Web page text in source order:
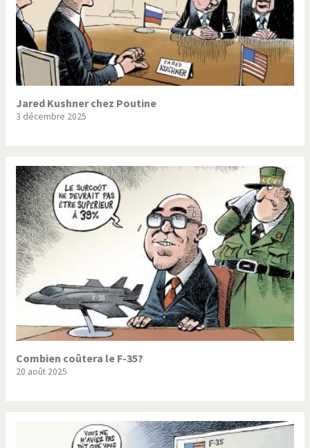
Jared Kushner chez Poutine
3 décembre 2025
Combien coûtera le F-35?
20 août 2025